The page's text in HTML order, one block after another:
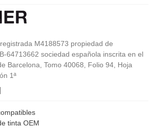
M4188573 propiedad de
64713662 sociedad española inscrita en el
Barcelona, Tomo 40068, Folio 94, Hoja
1ª
tinta OEM